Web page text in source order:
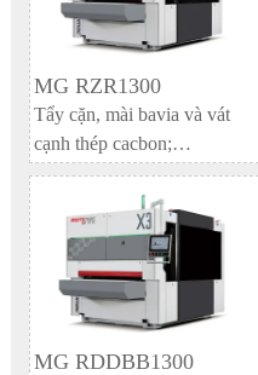
MG RZR1300
Tẩy cặn, mài bavia và vát
cạnh thép cacbon;
Làm mờ, vát mép và kéo dây
bằng thép không gỉ, nhôm,
đồng và các kim loại màu
khác
MG RDDBB1300